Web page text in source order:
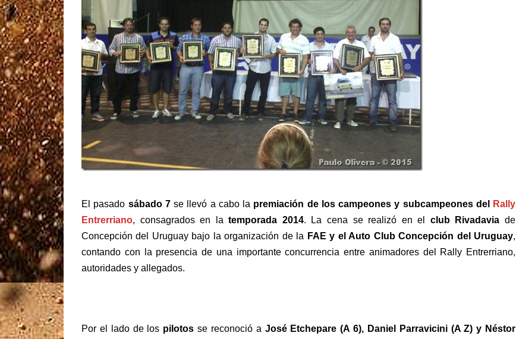
El pasado sábado 7se llevó a cabo la premiación de los campeones y subcampeones del
Rally
Entrerriano, consagrados en la temporada 2014. La cena se realizó en el club Rivadavia de
Concepción del Uruguay bajo la organización de la FAE y el Auto Club Concepción del Uruguay,
contando con la presencia de una importante concurrencia entre animadores del Rally Entrerriano,
autoridades y allegados.
Por el lado de los pilotos se reconoció a José Etchepare (A 6), Daniel Parravicini (A Z) y Néstor